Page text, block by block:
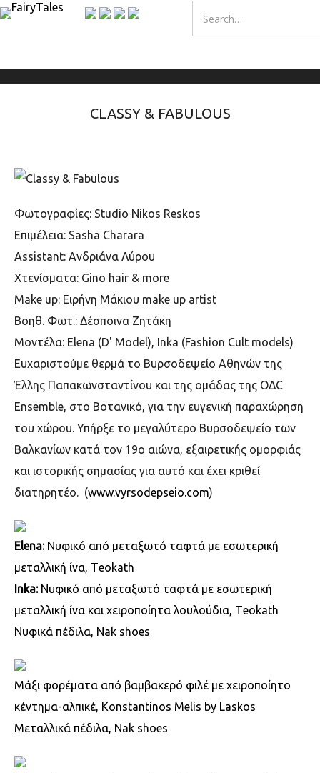
CLASSY & FABULOUS
Φωτογραφίες: Studio Nikos Reskos
Επιμέλεια: Sasha Charara
Assistant: Ανδριάνα Λύρου
Χτενίσματα: Gino hair & more
Make up: Ειρήνη Μάκιου make up artist
Βοηθ. Φωτ.: Δέσποινα Ζητάκη
Μοντέλα: Elena (D' Model), Inka (Fashion Cult models)
Ευχαριστούμε θερμά το Βυρσοδεψείο Αθηνών της
Έλλης Παπακωνσταντίνου και της ομάδας της OΔC
Ensemble, στο Βοτανικό, για την ευγενική παραχώρηση
του χώρου. Υπήρξε το μεγαλύτερο Βυρσοδεψείο των
Βαλκανίων κατά τον 19ο αιώνα, εξαιρετικής ομορφιάς
και ιστορικής σημασίας για αυτό και έχει κριθεί
διατηρητέο. (www.vyrsodepseio.com)
Elena:Νυφικό από μεταξωτό ταφτά με εσωτερική
μεταλλική ίνα, Τeokath
Inka:Νυφικό από μεταξωτό ταφτά με εσωτερική
μεταλλική ίνα και χειροποίητα λουλούδια, Τeokath
Νυφικά πέδιλα, Nak shoes
Μάξι φορέματα από βαμβακερό φιλέ με χειροποίητο
κέντημα-αλπικέ, Κοnstantinos Melis by Laskos
Μεταλλικά πέδιλα, Nak shoes